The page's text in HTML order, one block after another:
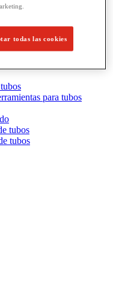
para tubos
tubos
tubos
todas las cookies